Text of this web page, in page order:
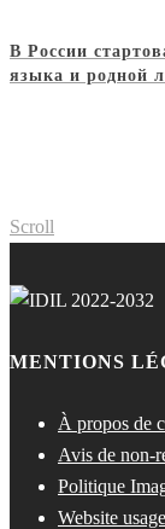
В России
языка и родной
Scroll
MENTIONS
À propos de
Avis de non-
Politique
Website usage